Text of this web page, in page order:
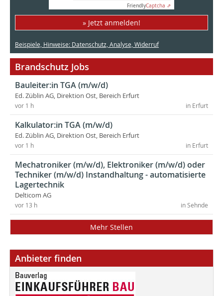
FriendlyCaptcha ⇗
» Jetzt anmelden!
Beispiele, Hinweise: Datenschutz, Analyse, Widerruf
Brandschutz Jobs
Bauleiter:in TGA (m/w/d)
Ed. Züblin AG, Direktion Ost, Bereich Erfurt
in Erfurt
vor 1 h
Kalkulator:in TGA (m/w/d)
Ed. Züblin AG, Direktion Ost, Bereich Erfurt
in Erfurt
vor 1 h
Mechatroniker (m/w/d), Elektroniker (m/w/d) oder
Techniker (m/w/d) Instandhaltung - automatisierte
Lagertechnik
Delticom AG
in Sehnde
vor 13 h
Mehr Stellen
Anbieter finden